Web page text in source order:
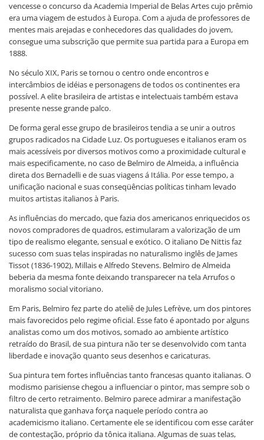
vencesse o concurso da Academia Imperial de Belas Artes cujo prêmio
era uma viagem de estudos à Europa. Com a ajuda de professores de
mentes mais arejadas e conhecedores das qualidades do jovem,
consegue uma subscrição que permite sua partida para a Europa em
1888.
No século XIX, Paris se tornou o centro onde encontros e
intercâmbios de idéias e personagens de todos os continentes era
possível. A elite brasileira de artistas e intelectuais também estava
presente nesse grande palco.
De forma geral esse grupo de brasileiros tendia a se unir a outros
grupos radicados na Cidade Luz. Os portugueses e italianos eram os
mais acessíveis por diversos motivos como a proximidade cultural e
mais especificamente, no caso de Belmiro de Almeida, a influência
direta dos Bernadelli e de suas viagens á Itália. Por esse tempo, a
unificação nacional e suas conseqüências políticas tinham levado
muitos artistas italianos à Paris.
As influências do mercado, que fazia dos americanos enriquecidos os
novos compradores de quadros, estimularam a valorização de um
tipo de realismo elegante, sensual e exótico. O italiano De Nittis faz
sucesso com suas telas inspiradas no naturalismo inglês de James
Tissot (1836-1902), Millais e Alfredo Stevens. Belmiro de Almeida
beberia da mesma fonte deixando transparecer na tela Arrufos o
moralismo social vitoriano.
Em Paris, Belmiro fez parte do ateliê de Jules Lefrève, um dos pintores
mais favorecidos pelo regime oficial. Esse fato é apontado por alguns
analistas como um dos motivos, somado ao ambiente artístico
retraído do Brasil, de sua pintura não ter se desenvolvido com tanta
liberdade e inovação quanto seus desenhos e caricaturas.
Sua pintura tem fortes influências tanto francesas quanto italianas. O
modismo parisiense chegou a influenciar o pintor, mas sempre sob o
filtro de certo retraimento. Belmiro parece admirar a manifestação
naturalista que ganhava força naquele período contra ao
academicismo italiano. Certamente ele se identificou com esse caráter
de contestação, próprio da tônica italiana. Algumas de suas telas,